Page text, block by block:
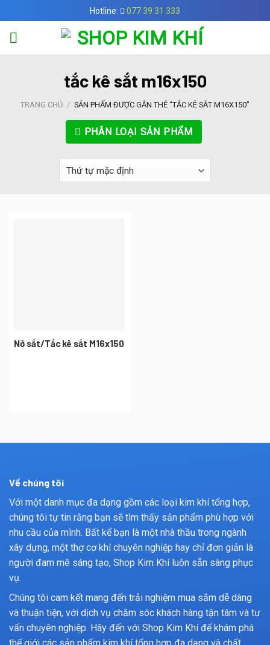
to
content
Hotline: 077 39 31 333
tắc kê sắt m16x150
TRANG CHỦ / SẢN PHẨM ĐƯỢC GẮN THẺ “TẮC KÊ SẮT M16X150”
PHÂN LOẠI SẢN PHẨM
Nở sắt/Tắc kê sắt M16x150
Về chúng tôi
Với một danh mục đa dạng gồm các loại kim khí tổng hợp,
chúng tôi tự tin rằng bạn sẽ tìm thấy sản phẩm phù hợp với
nhu cầu của mình. Bất kể bạn là một nhà thầu trong ngành
xây dựng, một thợ cơ khí chuyên nghiệp hay chỉ đơn giản là
người đam mê sáng tạo, Shop Kim Khí luôn sẵn sàng phục
vụ.
Chúng tôi cam kết mang đến trải nghiệm mua sắm dễ dàng
và thuận tiện, với dịch vụ chăm sóc khách hàng tận tâm và tư
vấn chuyên nghiệp. Hãy đến với Shop Kim Khí để khám phá